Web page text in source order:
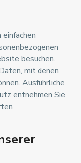
besuchen.
mit denen
Ausführliche
entnehmen Sie